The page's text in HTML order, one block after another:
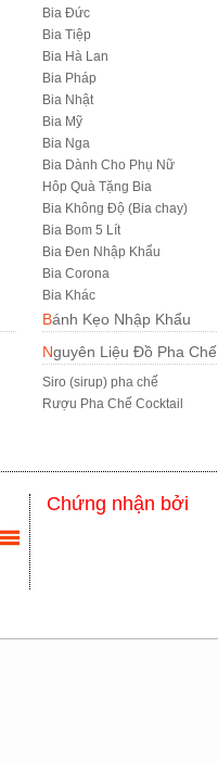
Bia Đức
Bia Tiệp
Bia Hà Lan
Bia Pháp
Bia Nhật
Bia Mỹ
Bia Nga
Bia Dành Cho Phụ Nữ
Hôp Quà Tặng Bia
Bia Không Độ (Bia chay)
Bia Bom 5 Lít
Bia Đen Nhập Khẩu
Bia Corona
Bia Khác
Bánh Kẹo Nhập Khẩu
Nguyên Liệu Đồ Pha Chế
Siro (sirup) pha chế
Rượu Pha Chế Cocktail
Chứng nhận bởi